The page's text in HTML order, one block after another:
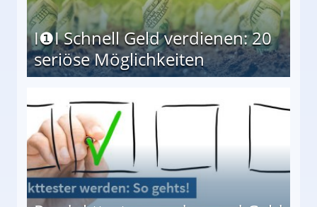
I❶I Schnell Geld verdienen: 20
seriöse Möglichkeiten